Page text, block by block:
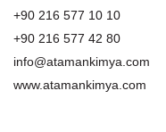
+90 216 577 10 10
+90 216 577 42 80
info@atamankimya.com
www.atamankimya.com